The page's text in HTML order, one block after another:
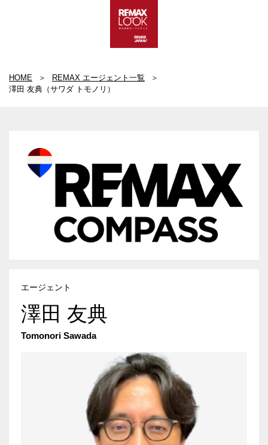
HOME
REMAX エージェント一覧
澤田 友典（サワダ トモノリ）
エージェント
澤田 友典
Tomonori Sawada